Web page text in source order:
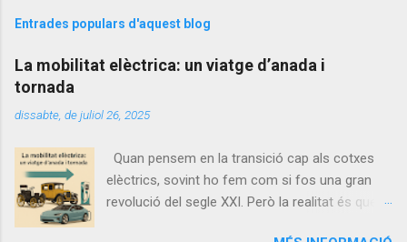
c
u
n
o
e
n
t
a
Entrades populars d'aquest blog
La mobilitat elèctrica: un viatge d’anada i
tornada
dissabte, de juliol 26, 2025
Quan pensem en la transició cap als cotxes
elèctrics, sovint ho fem com si fos una gran
revolució del segle XXI. Però la realitat és que la